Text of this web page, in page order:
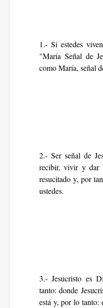
1.- Si estedes
"María Señal de
como María, señal
2.- Ser señal de
recibir, vivir y dar
resucitado y, por
ustedes.
3.- Jesucristo es
tanto: donde
está y, por lo tanto: